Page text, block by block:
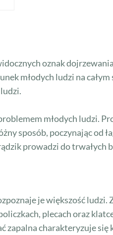
oznak
młodych ludzi na
młodych ludzi.
sposób, poczynając od
prowadzi do trwałych
je większość ludzi.
plecach oraz
zapalna charakteryzuje